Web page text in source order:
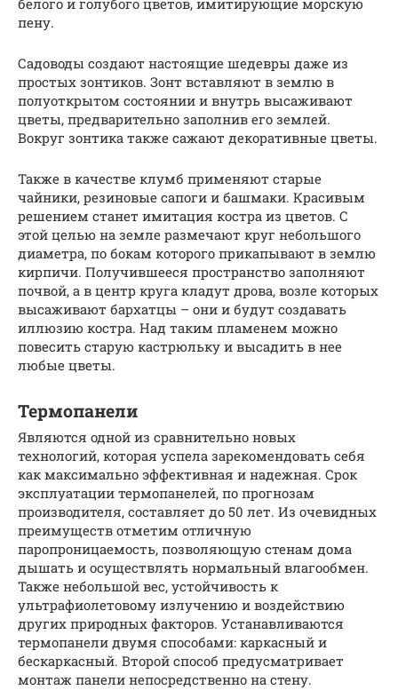
белого и голубого цветов, имитирующие морскую
пену.
Садоводы создают настоящие шедевры даже из
простых зонтиков. Зонт вставляют в землю в
полуоткрытом состоянии и внутрь высаживают
цветы, предварительно заполнив его землей.
Вокруг зонтика также сажают декоративные цветы.
Также в качестве клумб применяют старые
чайники, резиновые сапоги и башмаки. Красивым
решением станет имитация костра из цветов. С
этой целью на земле размечают круг небольшого
диаметра, по бокам которого прикапывают в землю
кирпичи. Получившееся пространство заполняют
почвой, а в центр круга кладут дрова, возле которых
высаживают бархатцы – они и будут создавать
иллюзию костра. Над таким пламенем можно
повесить старую кастрюльку и высадить в нее
любые цветы.
Термопанели
Являются одной из сравнительно новых
технологий, которая успела зарекомендовать себя
как максимально эффективная и надежная. Срок
эксплуатации термопанелей, по прогнозам
производителя, составляет до 50 лет. Из очевидных
преимуществ отметим отличную
паропроницаемость, позволяющую стенам дома
дышать и осуществлять нормальный влагообмен.
Также небольшой вес, устойчивость к
ультрафиолетовому излучению и воздействию
других природных факторов. Устанавливаются
термопанели двумя способами: каркасный и
бескаркасный. Второй способ предусматривает
монтаж панели непосредственно на стену.